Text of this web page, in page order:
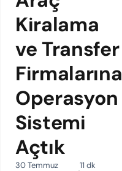
Kiralama
ve Transfer
Firmalarına
Operasyon
Sistemi
Açtık
30 Temmuz
11 dk